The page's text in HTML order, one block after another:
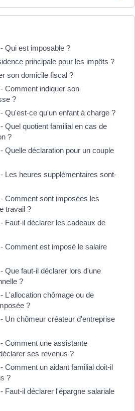
Qui est imposable ?
principale pour les impôts ?
son domicile fiscal ?
Comment indiquer son
?
Qu'est-ce qu'un enfant à charge ?
Quel quotient familial en cas de
?
Quelle déclaration pour un couple
Les heures supplémentaires sont-
Comment sont imposées les
travail ?
Faut-il déclarer les cadeaux de
Comment est imposé le salaire
Que faut-il déclarer lors d'une
?
L'allocation chômage ou de
?
Un chômeur créateur d'entreprise
Comment une assistante
ses revenus ?
Comment un aidant familial doit-il
?
Faut-il déclarer l'épargne salariale